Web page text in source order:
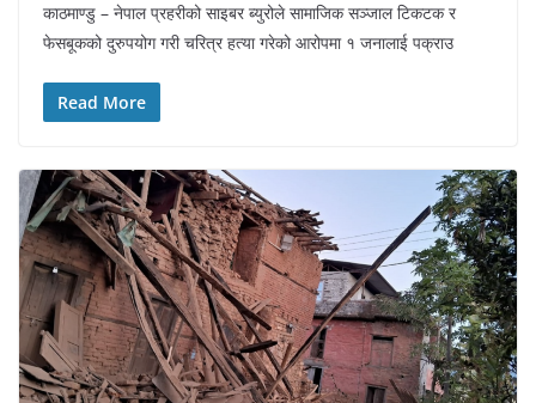
काठमाण्डु – नेपाल प्रहरीको साइबर ब्युरोले सामाजिक सञ्जाल टिकटक र
फेसबूकको दुरुपयोग गरी चरित्र हत्या गरेको आरोपमा १ जनालाई पक्राउ
Read More